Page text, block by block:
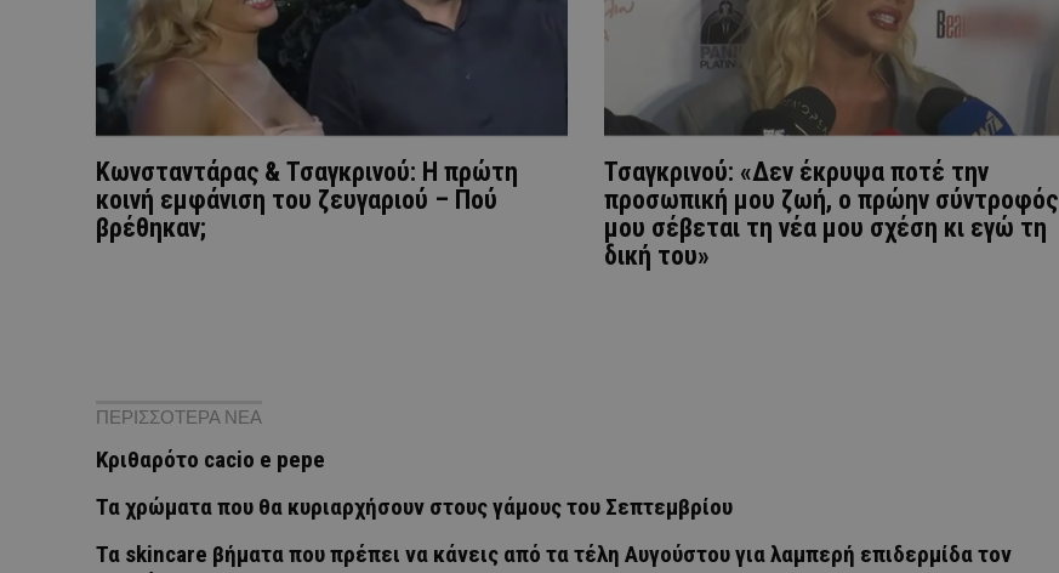
Κωνσταντάρας & Τσαγκρινού: Η πρώτη
κοινή εμφάνιση του ζευγαριού – Πού
βρέθηκαν;
Τσαγκρινού: «Δεν έκρυψα ποτέ την
προσωπική μου ζωή, ο πρώην σύντροφός
μου σέβεται τη νέα μου σχέση κι εγώ τη
δική του»
ΠΕΡΙΣΣΟΤΕΡΑ ΝΕΑ
Κριθαρότο cacio e pepe
Τα χρώματα που θα κυριαρχήσουν στους γάμους του Σεπτεμβρίου
Τα skincare βήματα που πρέπει να κάνεις από τα τέλη Αυγούστου για λαμπερή επιδερμίδα τον